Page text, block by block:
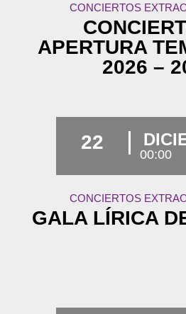
CONCIERTOS
APERTURA
2026 –
22
00:00
CONCIERTOS
GALA LÍRICA